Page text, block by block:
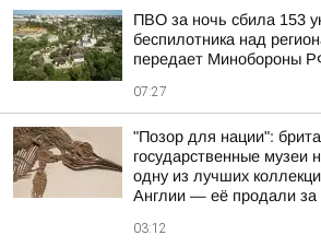
ПВО за ночь сбила 153
беспилотника над
передает Минобороны
07:27
"Позор для нации":
государственные музеи
одну из лучших
Англии — её продали за
03:12